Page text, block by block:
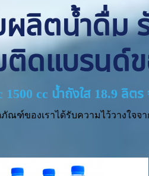
ผลิตน้ำดื่ม
ติดแบรนด์
cc น้ำถังใส 18.9 ลิต
ฑ์ของเราได้รับความไว้วางใจ